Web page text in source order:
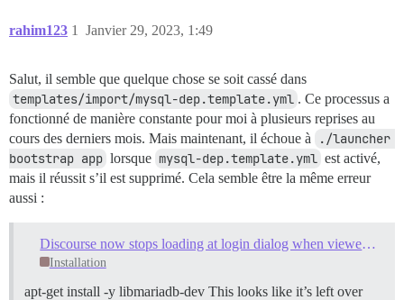
rahim123 Janvier 29, 2023, 1:49
1
Salut, il semble que quelque chose se soit cassé dans
templates/import/mysql-dep.template.yml . Ce processus a
fonctionné de manière constante pour moi à plusieurs reprises au
cours des derniers mois. Mais maintenant, il échoue à
./launcher
bootstrap app lorsque mysql-dep.template.yml est activé,
mais il réussit s’il est supprimé. Cela semble être la même erreur
aussi :
Discourse now stops loading at login dialog when viewed with any browser
Installation
apt-get install -y libmariadb-dev This looks like it’s left over